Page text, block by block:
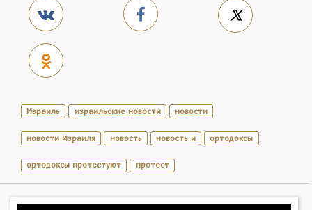
Израиль израильские новости новости
новости Израиля новость новость и ортодоксы
ортодоксы протестуют протест